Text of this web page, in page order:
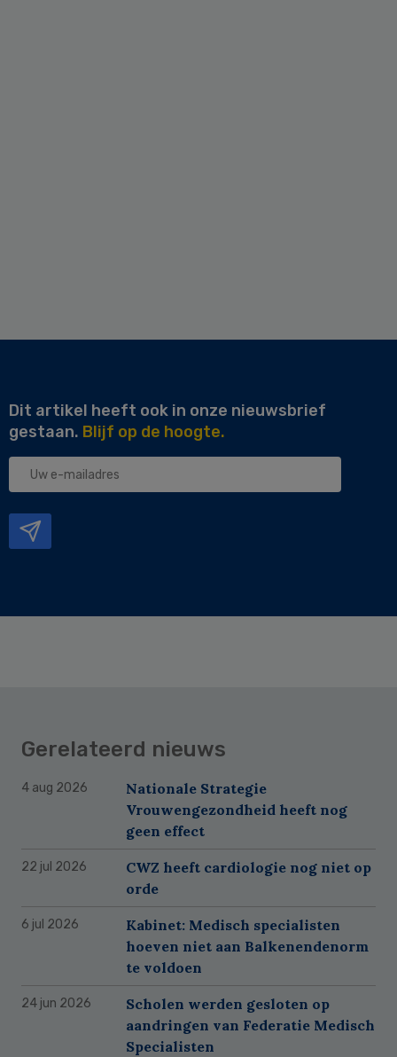
Dit artikel heeft ook in onze nieuwsbrief
gestaan. Blijf op de hoogte.
Uw
Gerelateerd nieuws
4 aug 2026
Nationale Strategie
Vrouwengezondheid heeft nog
geen effect
22 jul 2026
CWZ heeft cardiologie nog niet op
orde
6 jul 2026
Kabinet: Medisch specialisten
hoeven niet aan Balkenendenorm
te voldoen
24 jun 2026
Scholen werden gesloten op
aandringen van Federatie Medisch
Specialisten